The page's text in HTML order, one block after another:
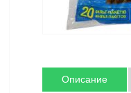
Описание